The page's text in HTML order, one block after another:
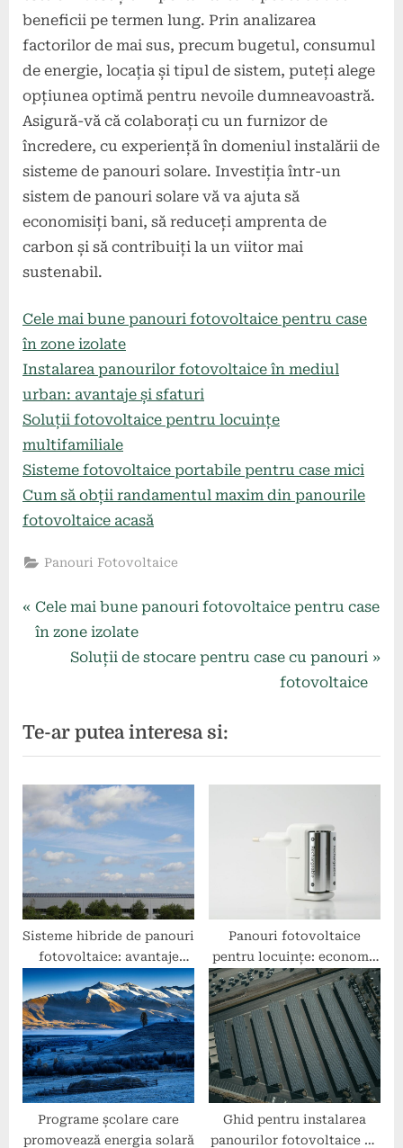
beneficii pe termen lung. Prin analizarea
factorilor de mai sus, precum bugetul, consumul
de energie, locația și tipul de sistem, puteți alege
opțiunea optimă pentru nevoile dumneavoastră.
Asigură-vă că colaborați cu un furnizor de
încredere, cu experiență în domeniul instalării de
sisteme de panouri solare. Investiția într-un
sistem de panouri solare vă va ajuta să
economisiți bani, să reduceți amprenta de
carbon și să contribuiți la un viitor mai
sustenabil.
Cele mai bune panouri fotovoltaice pentru case
în zone izolate
Instalarea panourilor fotovoltaice în mediul
urban: avantaje și sfaturi
Soluții fotovoltaice pentru locuințe
multifamiliale
Sisteme fotovoltaice portabile pentru case mici
Cum să obții randamentul maxim din panourile
fotovoltaice acasă
Panouri Fotovoltaice
Navigare
P
r
o
u
s
P
o
s
t
:
Cele mai bune panouri fotovoltaice pentru case
în zone izolate
N
t
P
o
s
t
:
Soluții de stocare pentru case cu panouri
fotovoltaice
Te-ar putea interesa si:
Sisteme hibride de panouri
fotovoltaice: avantaje
pentru locuințe
Panouri fotovoltaice
pentru locuințe: economii
de energie și protecția
mediului
Programe școlare care
promovează energia solară
Ghid pentru instalarea
panourilor fotovoltaice pe